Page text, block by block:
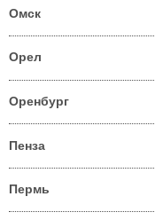
Омск
Орел
Оренбург
Пенза
Пермь